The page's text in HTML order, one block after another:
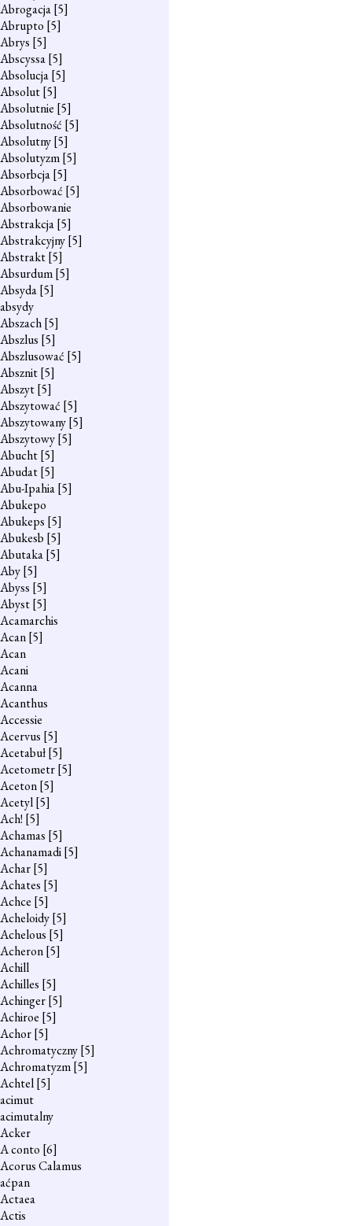
Abrogacja[5]
Abrupto [5]
Abrys [5]
Abscyssa[5]
Absolucja[5]
Absolut[5]
Absolutnie [5]
Absolutność [5]
Absolutny[5]
Absolutyzm[5]
Absorbcja[5]
Absorbować [5]
Absorbowanie
Abstrakcja[5]
Abstrakcyjny[5]
Abstrakt[5]
Absurdum[5]
Absyda[5]
absydy
Abszach[5]
Abszlus [5]
Abszlusować [5]
Absznit[5]
Abszyt[5]
Abszytować [5]
Abszytowany[5]
Abszytowy[5]
Abucht[5]
Abudat[5]
Abu-Ipahia[5]
Abukepo
Abukeps [5]
Abukesb [5]
Abutaka[5]
Aby[5]
Abyss [5]
Abyst[5]
Acamarchis
Acan[5]
Acan
Acani
Acanna
Acanthus
Accessie
Acervus [5]
Acetabuł[5]
Acetometr[5]
Aceton[5]
Acetyl[5]
Ach! [5]
Achamas [5]
Achanamadi[5]
Achar[5]
Achates [5]
Achce [5]
Acheloidy[5]
Achelous [5]
Acheron[5]
Achill
Achilles [5]
Achinger[5]
Achiroe [5]
Achor[5]
Achromatyczny[5]
Achromatyzm[5]
Achtel[5]
acimut
acimutalny
Acker
A conto [6]
Acorus Calamus
aćpan
Actaea
Actis